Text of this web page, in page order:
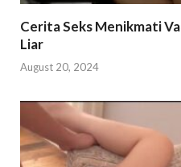
Cerita Seks Menikmati
Liar
August 20, 2024